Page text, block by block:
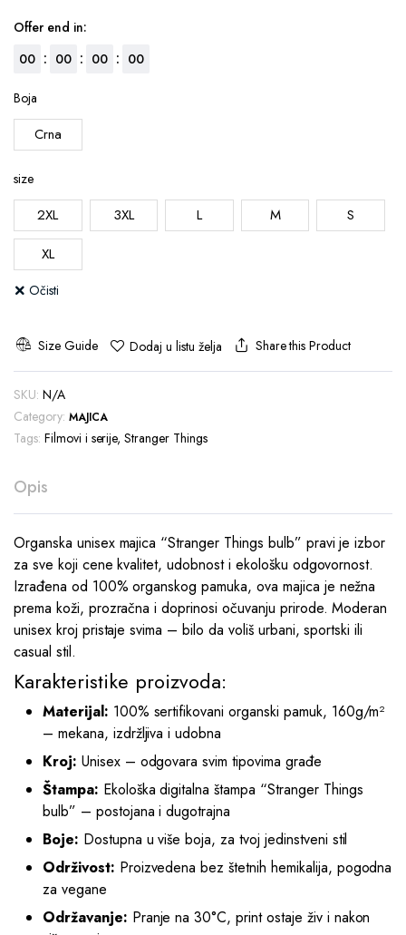
Offer end in:
00 : 00 : 00 : 00
Boja
Crna
size
2XL 3XL L M
S
XL
Očisti
Size Guide Dodaj u listu želja Share this Product
SKU: N/A
Category: MAJICA
Tags: Filmovi i serije,Stranger Things
Opis
Organska unisex majica “Stranger Things bulb” pravi je izbor
za sve koji cene kvalitet, udobnost i ekološku odgovornost.
Izrađena od 100% organskog pamuka, ova majica je nežna
prema koži, prozračna i doprinosi očuvanju prirode. Moderan
unisex kroj pristaje svima – bilo da voliš urbani, sportski ili
casual stil.
Karakteristike proizvoda:
Materijal: 100% sertifikovani organski pamuk, 160g/m²
– mekana, izdržljiva i udobna
Kroj: Unisex – odgovara svim tipovima građe
Štampa: Ekološka digitalna štampa “Stranger Things
bulb” – postojana i dugotrajna
Boje: Dostupna u više boja, za tvoj jedinstveni stil
Održivost: Proizvedena bez štetnih hemikalija, pogodna
za vegane
Održavanje: Pranje na 30°C, print ostaje živ i nakon